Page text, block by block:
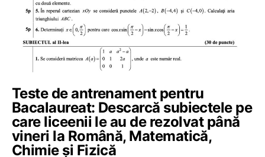
Teste de antrenament pentru
Bacalaureat: Descarcă subiectele pe
care liceenii le au de rezolvat până
vineri la Română, Matematică,
Chimie și Fizică